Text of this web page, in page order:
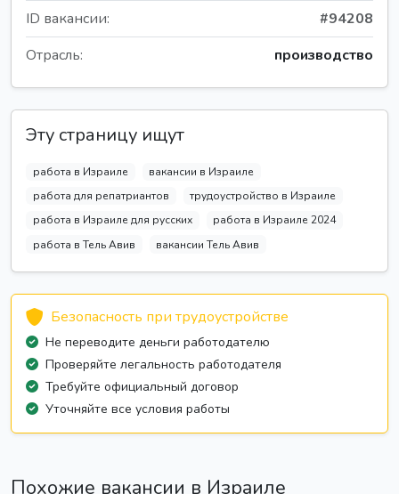
ID вакансии:
#94208
Отрасль:
производство
Эту страницу ищут
работа в Израиле
вакансии в Израиле
работа для репатриантов
трудоустройство в Израиле
работа в Израиле для русских
работа в Израиле 2024
работа в Тель Авив
вакансии Тель Авив
Безопасность при трудоустройстве
Не переводите деньги работодателю
Проверяйте легальность работодателя
Требуйте официальный договор
Уточняйте все условия работы
Похожие вакансии в Израиле